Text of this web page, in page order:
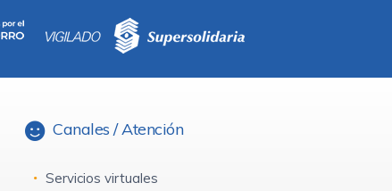
Canales / Atención
Servicios virtuales